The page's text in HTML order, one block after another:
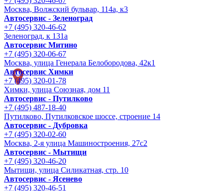
Москва, Волжский бульвар, 114а, к3
Автосервис - Зеленоград
+7 (495) 320-46-62
Зеленоград, к 131а
Автосервис Митино
+7 (495) 320-06-67
Москва, улица Генерала Белобородова, 42к1
Автосервис Химки
+7 (495) 320-01-78
Химки, улица Союзная, дом 11
Автосервис - Путилково
+7 (495) 487-18-40
Путилково, Путилковское шоссе, строение 14
Автосервис - Дубровка
+7 (495) 320-02-60
Москва, 2-я улица Машиностроения, 27с2
Автосервис - Мытищи
+7 (495) 320-46-20
Мытищи, улица Силикатная, стр. 10
Автосервис - Ясенево
+7 (495) 320-46-51